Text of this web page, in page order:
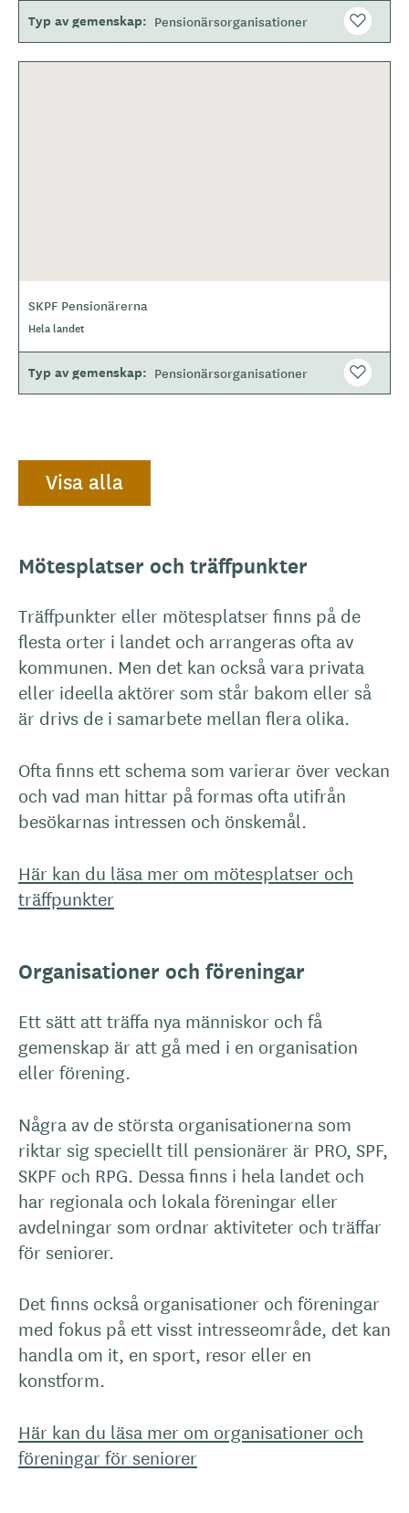
Typ av gemenskap Pensionärsorganisationer
SKPF Pensionärerna
Hela landet
Typ av gemenskap Pensionärsorganisationer
Visa alla
Mötesplatser och träffpunkter
Träffpunkter eller mötesplatser finns på de
flesta orter i landet och arrangeras ofta av
kommunen. Men det kan också vara privata
eller ideella aktörer som står bakom eller så
är drivs de i samarbete mellan flera olika.
Ofta finns ett schema som varierar över veckan
och vad man hittar på formas ofta utifrån
besökarnas intressen och önskemål.
Här kan du läsa mer om mötesplatser och
träffpunkter
Organisationer och föreningar
Ett sätt att träffa nya människor och få
gemenskap är att gå med i en organisation
eller förening.
Några av de största organisationerna som
riktar sig speciellt till pensionärer är PRO, SPF,
SKPF och RPG. Dessa finns i hela landet och
har regionala och lokala föreningar eller
avdelningar som ordnar aktiviteter och träffar
för seniorer.
Det finns också organisationer och föreningar
med fokus på ett visst intresseområde, det kan
handla om it, en sport, resor eller en
konstform.
Här kan du läsa mer om organisationer och
föreningar för seniorer